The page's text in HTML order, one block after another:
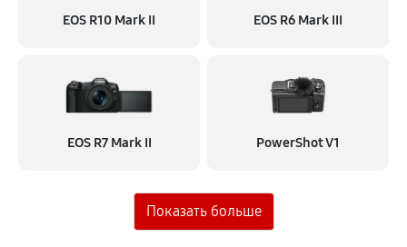
EOS R10 Mark II EOS R6 Mark III
EOS R7 Mark II PowerShot V1